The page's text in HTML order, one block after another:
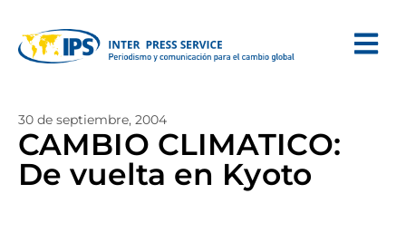
30 de septiembre, 2004
CAMBIO CLIMATICO:
De vuelta en Kyoto